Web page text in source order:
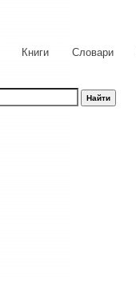
Книги Словари